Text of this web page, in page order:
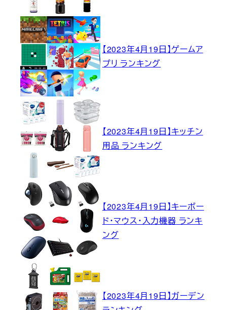
【2023年4月19日】ゲームア
プリ ランキング
【2023年4月19日】キッチン
用品 ランキング
【2023年4月19日】キーボー
ド・マウス・入力機器 ランキ
ング
【2023年4月19日】ガーデン